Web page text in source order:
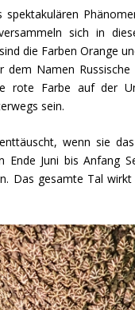
spektakulären
sich in
die Farben Orange
Namen
rote Farbe auf der
sein.
wenn sie
Juni bis Anfang
Das gesamte Tal